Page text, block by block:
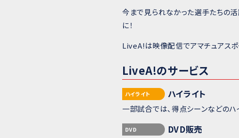
今まで見られなかった選手たちの活
に！
LiveA!は映像配信でアマチュアスポ
LiveA!のサービス
ハイライト ハイライト
一部試合では、得点シーンなどのハ
DVD DVD販売